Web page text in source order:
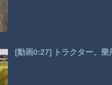
[動画0:27] トラクター、